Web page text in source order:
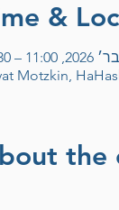
&
Motzkin,
the